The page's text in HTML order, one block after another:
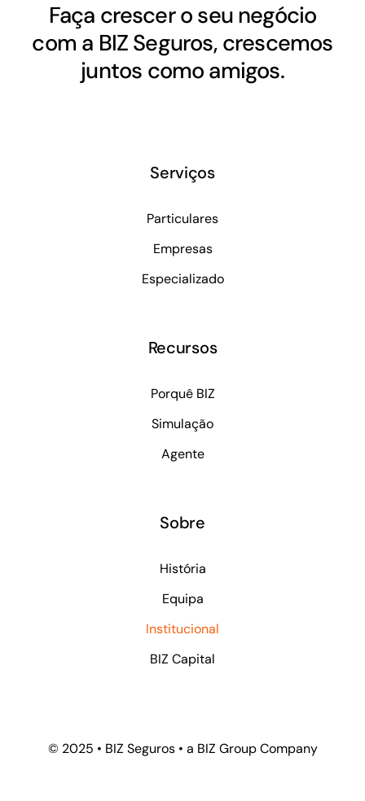
Faça crescer o seu negócio
com a BIZ Seguros, crescemos
juntos como amigos.
Serviços
Particulares
Empresas
Especializado
Recursos
Porquê BIZ
Simulação
Agente
Sobre
História
Equipa
Institucional
BIZ Capital
© 2025 • BIZ Seguros • a BIZ Group Company